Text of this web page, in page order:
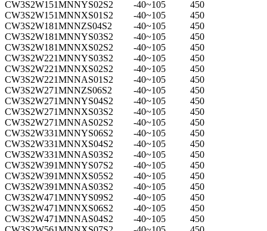
CW3S2W151MNNYS02S2
-40~105
450
CW3S2W151MNNXS01S2
-40~105
450
CW3S2W181MNNZS04S2
-40~105
450
CW3S2W181MNNYS03S2
-40~105
450
CW3S2W181MNNXS02S2
-40~105
450
CW3S2W221MNNYS03S2
-40~105
450
CW3S2W221MNNXS02S2
-40~105
450
CW3S2W221MNNAS01S2
-40~105
450
CW3S2W271MNNZS06S2
-40~105
450
CW3S2W271MNNYS04S2
-40~105
450
CW3S2W271MNNXS03S2
-40~105
450
CW3S2W271MNNAS02S2
-40~105
450
CW3S2W331MNNYS06S2
-40~105
450
CW3S2W331MNNXS04S2
-40~105
450
CW3S2W331MNNAS03S2
-40~105
450
CW3S2W391MNNYS07S2
-40~105
450
CW3S2W391MNNXS05S2
-40~105
450
CW3S2W391MNNAS03S2
-40~105
450
CW3S2W471MNNYS09S2
-40~105
450
CW3S2W471MNNXS06S2
-40~105
450
CW3S2W471MNNAS04S2
-40~105
450